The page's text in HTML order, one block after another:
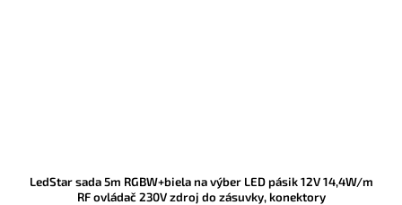
LedStar sada 5m RGBW+biela na výber LED pásik 12V 14,4W/m
RF ovládač 230V zdroj do zásuvky, konektory